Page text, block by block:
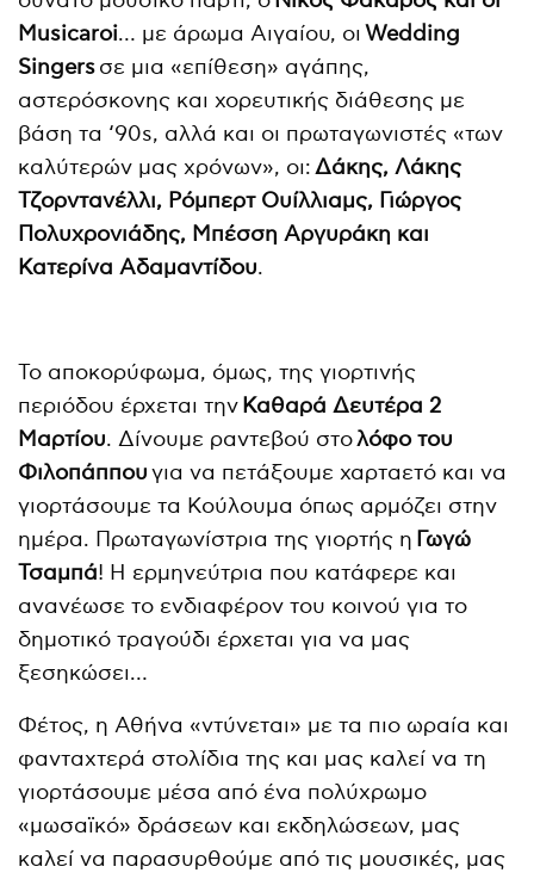
Musicaroi… με άρωμα Αιγαίου, οι Wedding
Singersσε μια «επίθεση» αγάπης,
αστερόσκονης και χορευτικής διάθεσης με
βάση τα ‘90s, αλλά και οι πρωταγωνιστές «των
καλύτερών μας χρόνων», οι:Δάκης, Λάκης
Τζορντανέλλι, Ρόμπερτ Ουίλλιαμς, Γιώργος
Πολυχρονιάδης, Μπέσση Αργυράκη και
Κατερίνα Αδαμαντίδου.
Το αποκορύφωμα, όμως, της γιορτινής
περιόδου έρχεται την Καθαρά Δευτέρα 2
Μαρτίου. Δίνουμε ραντεβού στολόφο του
Φιλοπάππουγια να πετάξουμε χαρταετό και να
γιορτάσουμε τα Κούλουμα όπως αρμόζει στην
ημέρα. Πρωταγωνίστρια της γιορτής η Γωγώ
Τσαμπά! Η ερμηνεύτρια που κατάφερε και
ανανέωσε το ενδιαφέρον του κοινού για το
δημοτικό τραγούδι έρχεται για να μας
ξεσηκώσει…
Φέτος, η Αθήνα «ντύνεται» με τα πιο ωραία και
φανταχτερά στολίδια της και μας καλεί να τη
γιορτάσουμε μέσα από ένα πολύχρωμο
«μωσαϊκό» δράσεων και εκδηλώσεων, μας
καλεί να παρασυρθούμε από τις μουσικές, μας